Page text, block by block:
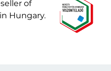
of
Hungary.